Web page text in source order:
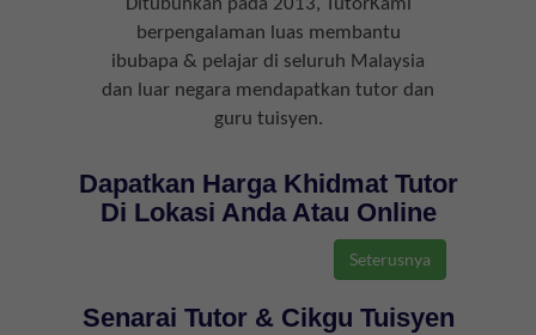
Ditubuhkan pada 2013, TutorKami
berpengalaman luas membantu
ibubapa & pelajar di seluruh Malaysia
dan luar negara mendapatkan tutor dan
guru tuisyen.
Dapatkan Harga Khidmat Tutor
Di Lokasi Anda Atau Online
Senarai Tutor & Cikgu Tuisyen